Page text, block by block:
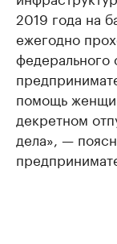
2019 года на
ежегодно
федерального
помощь
декретном
дела», —